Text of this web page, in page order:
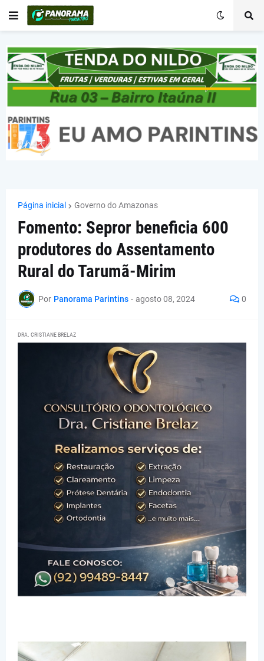
Página inicial Governo do Amazonas
Fomento: Sepror beneficia 600
produtores do Assentamento
Rural do Tarumã-Mirim
Por Panorama Parintins - agosto 08, 2024 0
DRA. CRISTIANE BRELAZ